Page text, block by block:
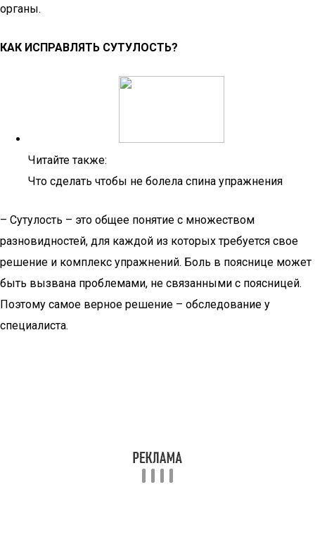
органы.
КАК ИСПРАВЛЯТЬ СУТУЛОСТЬ?
Читайте также:
Что сделать чтобы не болела спина упражнения
– Сутулость – это общее понятие с множеством
разновидностей, для каждой из которых требуется свое
решение и комплекс упражнений. Боль в пояснице может
быть вызвана проблемами, не связанными с поясницей.
Поэтому самое верное решение – обследование у
специалиста.